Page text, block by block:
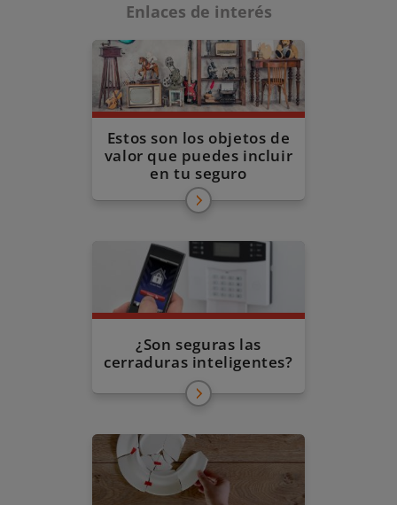
Enlaces de interés
Estos son los objetos de
valor que puedes incluir
en tu seguro
¿Son seguras las
cerraduras inteligentes?